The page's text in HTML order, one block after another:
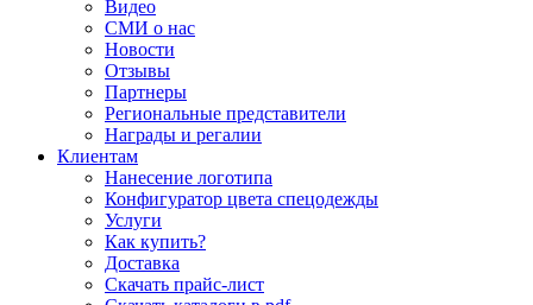
Видео
СМИ о нас
Новости
Отзывы
Партнеры
Региональные представители
Награды и регалии
Клиентам
Нанесение логотипа
Конфигуратор цвета спецодежды
Услуги
Как купить?
Доставка
Скачать прайс-лист